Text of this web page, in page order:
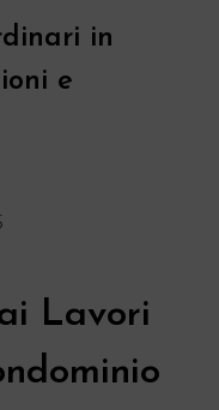
in
e
Lavori